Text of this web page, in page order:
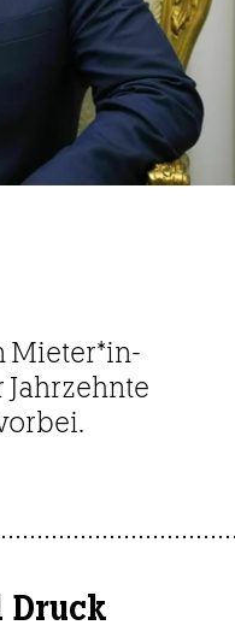
Mie­te­r*in­
Druck